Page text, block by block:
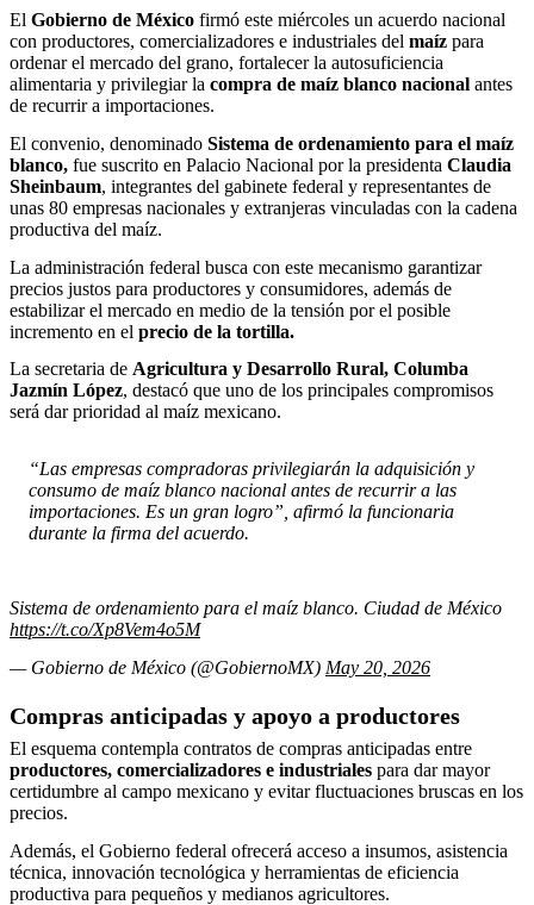
El Gobierno de México firmó este miércoles un acuerdo nacional
con productores, comercializadores e industriales del maíz para
ordenar el mercado del grano, fortalecer la autosuficiencia
alimentaria y privilegiar la compra de maíz blanco nacional antes
de recurrir a importaciones.
El convenio, denominado Sistema de ordenamiento para el maíz
blanco, fue suscrito en Palacio Nacional por la presidenta Claudia
Sheinbaum, integrantes del gabinete federal y representantes de
unas 80 empresas nacionales y extranjeras vinculadas con la cadena
productiva del maíz.
La administración federal busca con este mecanismo garantizar
precios justos para productores y consumidores, además de
estabilizar el mercado en medio de la tensión por el posible
incremento en el precio de la tortilla.
La secretaria de Agricultura y Desarrollo Rural, Columba
Jazmín López, destacó que uno de los principales compromisos
será dar prioridad al maíz mexicano.
“Las empresas compradoras privilegiarán la adquisición y
consumo de maíz blanco nacional antes de recurrir a las
importaciones. Es un gran logro”, afirmó la funcionaria
durante la firma del acuerdo.
Sistema de ordenamiento para el maíz blanco. Ciudad de México
https://t.co/Xp8Vem4o5M
— Gobierno de México (@GobiernoMX) May 20, 2026
Compras anticipadas y apoyo a productores
El esquema contempla contratos de compras anticipadas entre
productores, comercializadores e industriales para dar mayor
certidumbre al campo mexicano y evitar fluctuaciones bruscas en los
precios.
Además, el Gobierno federal ofrecerá acceso a insumos, asistencia
técnica, innovación tecnológica y herramientas de eficiencia
productiva para pequeños y medianos agricultores.